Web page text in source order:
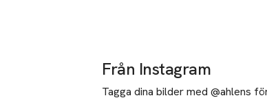
Från Instagram
Tagga dina bilder med @ahlens